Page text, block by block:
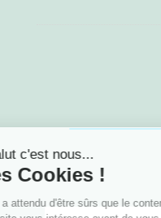
Salut c'est nous...
les Cookies !
On a attendu d'être sûrs que le